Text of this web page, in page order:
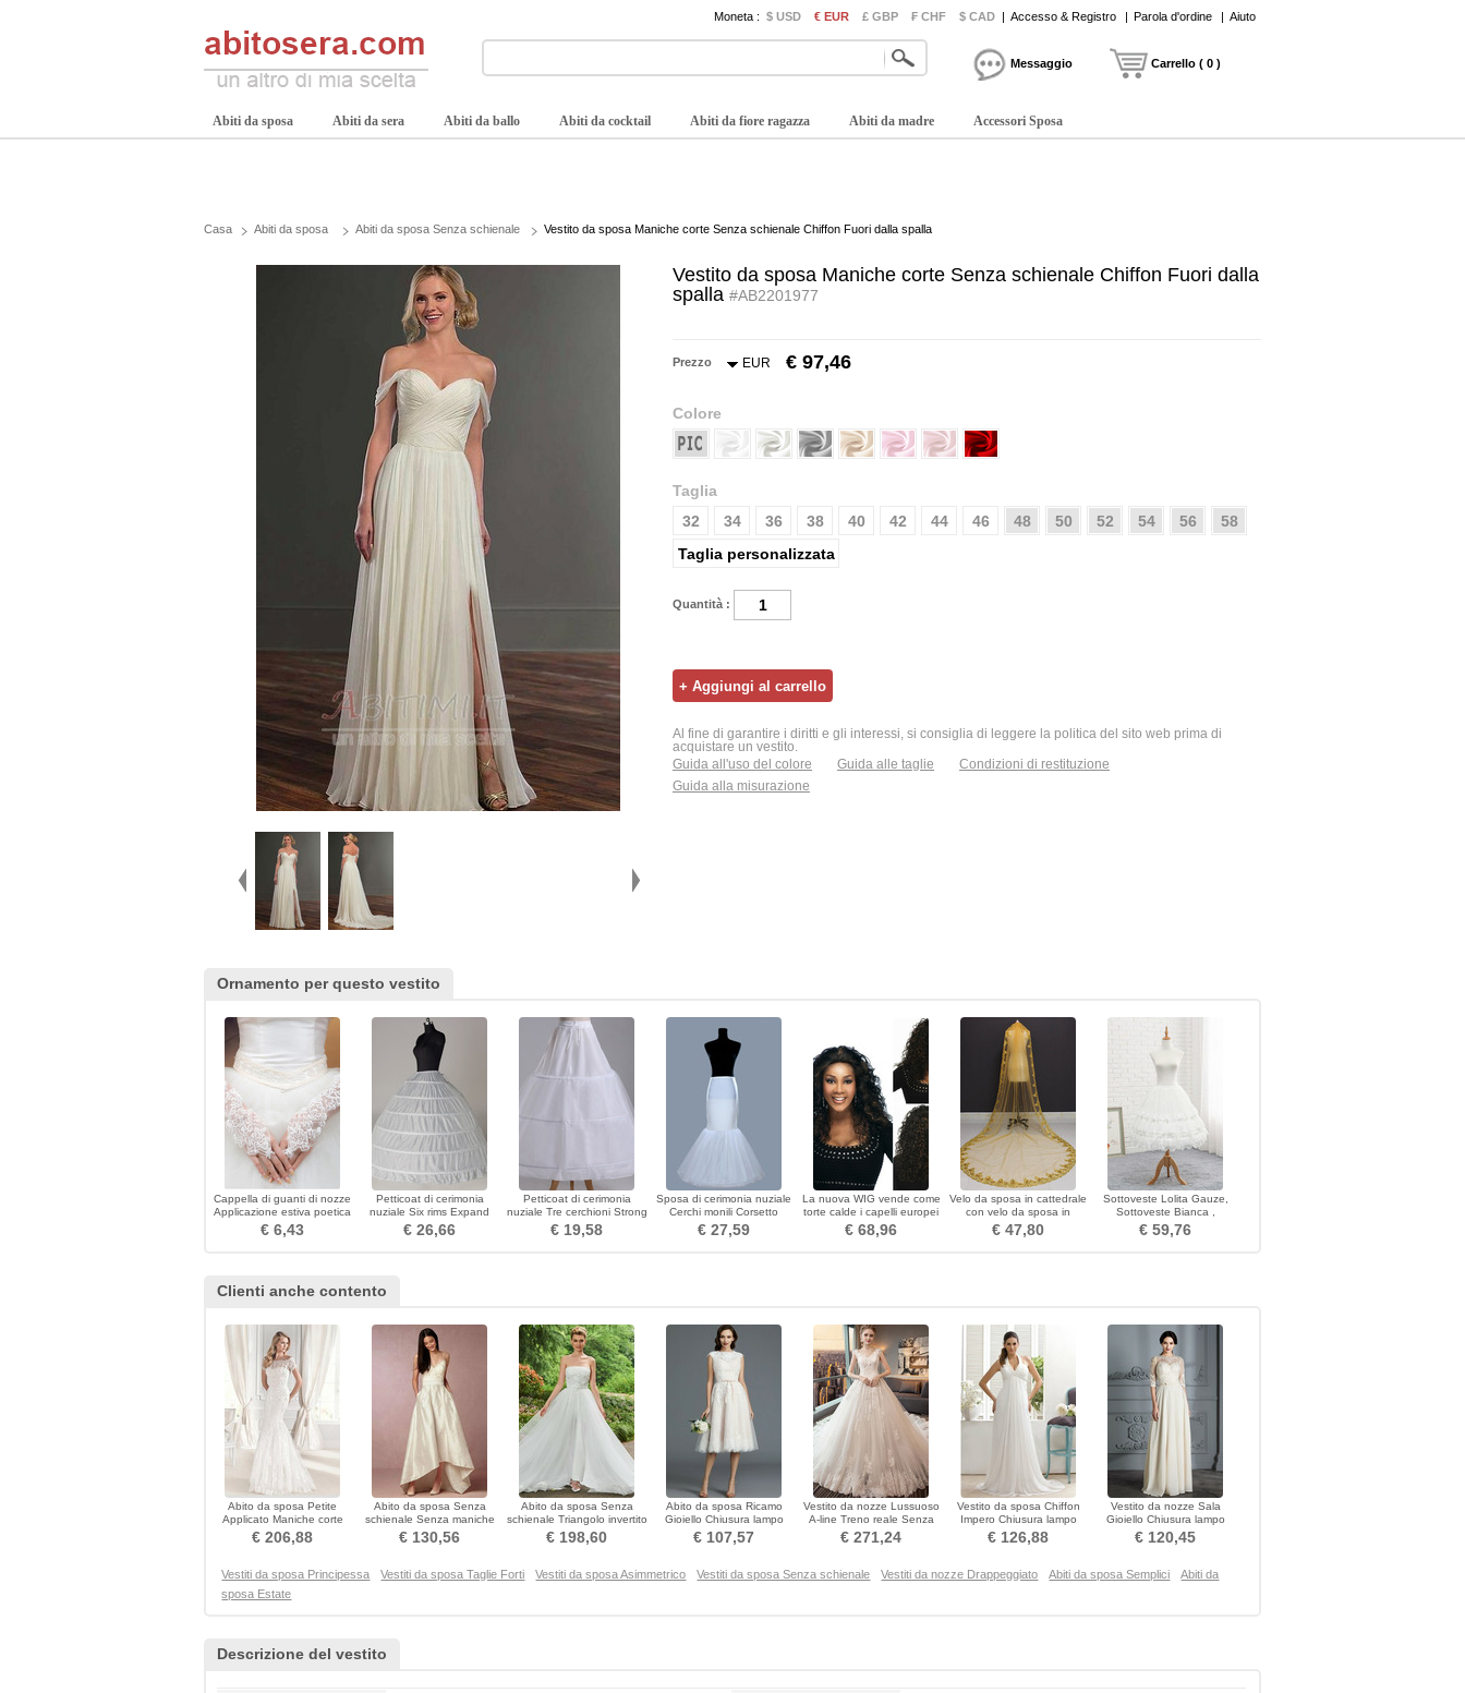
Moneta : $ USD € EUR £ GBP ₣ CHF $ CAD | Accesso & Registro | Parola d'ordine | Aiuto
Messaggio Carrello ( 0 )
Abiti da sposa Abiti da sera Abiti da ballo Abiti da cocktail Abiti da fiore ragazza Abiti da madre Accessori Sposa
Casa Abiti da sposa Abiti da sposa Senza schienale Vestito da sposa Maniche corte Senza schienale Chiffon Fuori dalla spalla
Vestito da sposa Maniche corte Senza schienale Chiffon Fuori dalla
spalla #AB2201977
Prezzo EUR € 97,46
Colore
Taglia
32
34 36 38 40 42 44 46 48 50 52 54 56
58
Taglia personalizzata
Quantità :
Al fine di garantire i diritti e gli interessi, si consiglia di leggere la politica del sito web prima di
acquistare un vestito.
Guida all'uso del colore
Guida alle taglie
Condizioni di restituzione
Guida alla misurazione
Ornamento per questo vestito
Cappella di guanti di nozze
Applicazione estiva poetica
Tulle
€ 6,43
Petticoat di cerimonia
nuziale Six rims Expand
Width di stringa Vestito
pieno regolabile
€ 26,66
Petticoat di cerimonia
nuziale Tre cerchioni Strong
Net Stretta del vestito pieno
regolabile
€ 19,58
Sposa di cerimonia nuziale
Cerchi monili Corsetto
materiale elastico Abito
completo
€ 27,59
La nuova WIG vende come
torte calde i capelli europei
e americani della moda
Cathy AD WIG
€ 68,96
Velo da sposa in cattedrale
con velo da sposa in
paillettes con velo in oro 3M
€ 47,80
Sottoveste Lolita Gauze,
Sottoveste Bianca ,
Sottoveste Corta,
Sottoveste da Sposa,
€ 59,76
Clienti anche contento
Abito da sposa Petite
Applicato Maniche corte
Pizzo Nessuna vita
€ 206,88
Abito da sposa Senza
schienale Senza maniche
Medio Asimmetrico
€ 130,56
Abito da sposa Senza
schienale Triangolo invertito
Applicato A-line
€ 198,60
Abito da sposa Ricamo
Gioiello Chiusura lampo
Lunghezza al ginocchio
€ 107,57
Vestito da nozze Lussuoso
A-line Treno reale Senza
maniche Allacciare
€ 271,24
Vestito da sposa Chiffon
Impero Chiusura lampo
Senza maniche Corpo a
clessidra
€ 126,88
Vestito da nozze Sala
Gioiello Chiusura lampo
Medio Pizzo Elegante
€ 120,45
Vestiti da sposa Principessa Vestiti da sposa Taglie Forti Vestiti da sposa Asimmetrico Vestiti da sposa Senza schienale Vestiti da nozze Drappeggiato Abiti da sposa Semplici
Abiti da
sposa Estate
Descrizione del vestito